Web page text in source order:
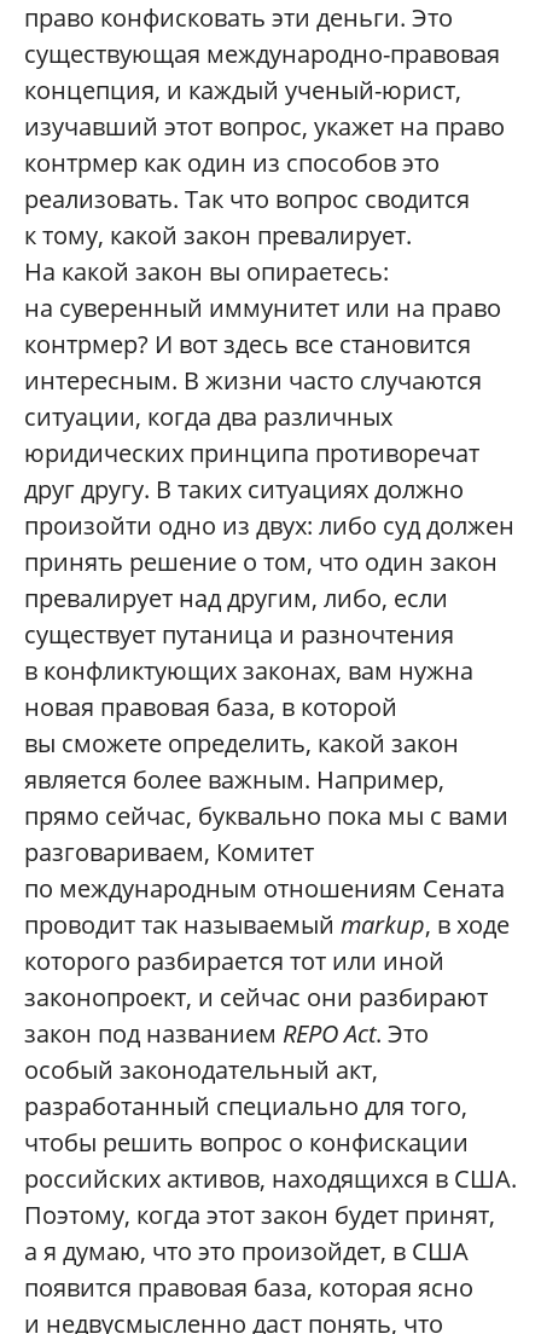
право конфисковать эти деньги. Это
существующая международно-правовая
концепция, и каждый ученый-юрист,
изучавший этот вопрос, укажет на право
контрмер как один из способов это
реализовать. Так что вопрос сводится
к тому, какой закон превалирует.
На какой закон вы опираетесь:
на суверенный иммунитет или на право
контрмер? И вот здесь все становится
интересным. В жизни часто случаются
ситуации, когда два различных
юридических принципа противоречат
друг другу. В таких ситуациях должно
произойти одно из двух: либо суд должен
принять решение о том, что один закон
превалирует над другим, либо, если
существует путаница и разночтения
в конфликтующих законах, вам нужна
новая правовая база, в которой
вы сможете определить, какой закон
является более важным. Например,
прямо сейчас, буквально пока мы с вами
разговариваем, Комитет
по международным отношениям Сената
проводит так называемый markup, в ходе
которого разбирается тот или иной
законопроект, и сейчас они разбирают
закон под названием REPO Act. Это
особый законодательный акт,
разработанный специально для того,
чтобы решить вопрос о конфискации
российских активов, находящихся в США.
Поэтому, когда этот закон будет принят,
а я думаю, что это произойдет, в США
появится правовая база, которая ясно
и недвусмысленно даст понять, что